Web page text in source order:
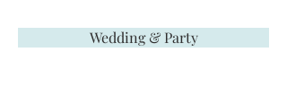
Wedding & Party